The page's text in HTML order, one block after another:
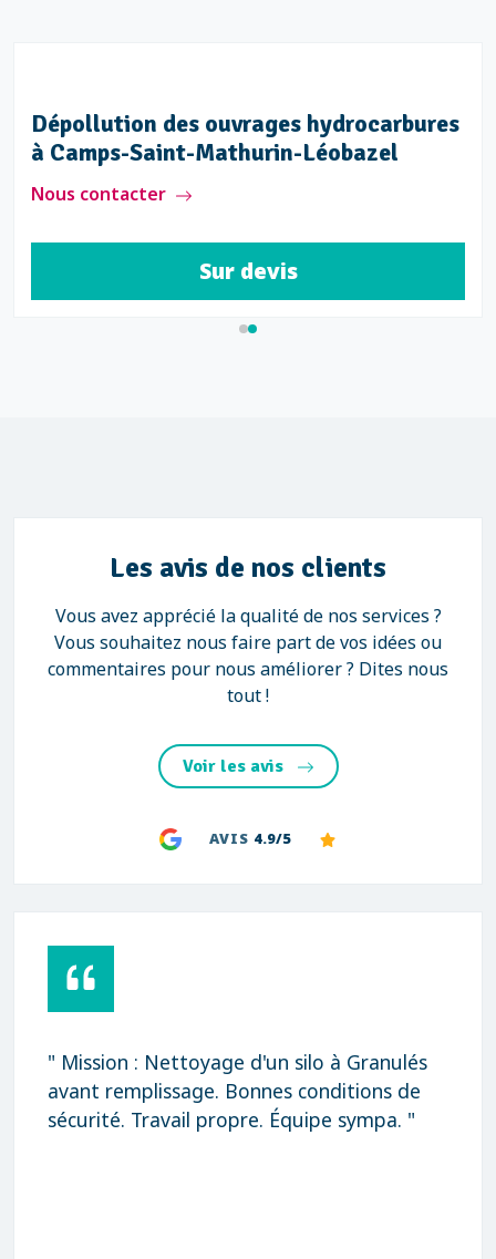
Dépollution des ouvrages hydrocarbures
à Camps-Saint-Mathurin-Léobazel
Nous contacter
Sur devis
Les avis de nos clients
Vous avez apprécié la qualité de nos services ?
Vous souhaitez nous faire part de vos idées ou
commentaires pour nous améliorer ? Dites nous
tout !
Voir les avis
AVIS 4.9/5
" Mission : Nettoyage d'un silo à Granulés
avant remplissage. Bonnes conditions de
sécurité. Travail propre. Équipe sympa. "